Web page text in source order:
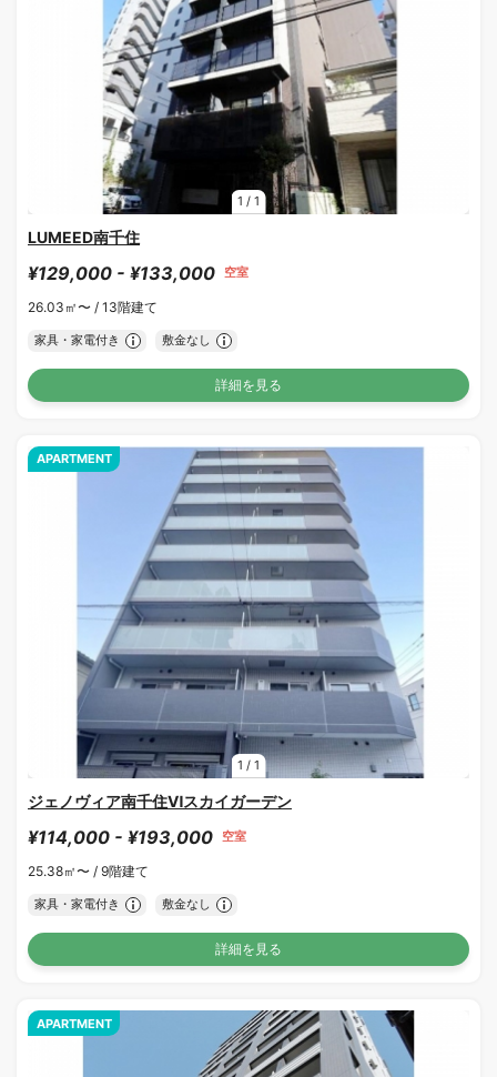
1 / 1
LUMEED南千住
¥129,000 - ¥133,000 空室
26.03㎡〜 / 13階建て
家具・家電付き 敷金なし
詳細を見る
1 / 1
APARTMENT
ジェノヴィア南千住Ⅵスカイガーデン
¥114,000 - ¥193,000 空室
25.38㎡〜 / 9階建て
家具・家電付き 敷金なし
詳細を見る
APARTMENT